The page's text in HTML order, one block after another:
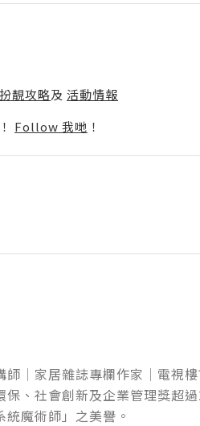
扮靚攻略及 活動情報
Follow 我哋 ！
師│家居雜誌專欄作家│電視
、社會創新及企業管理獎超過
魔術師」之美譽。